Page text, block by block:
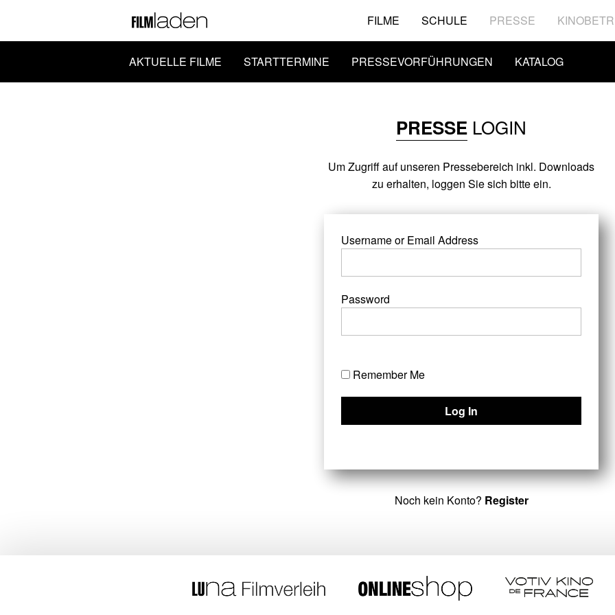
FILME SCHULE PRESSE
AKTUELLE FILME STARTTERMINE PRESSEVORFÜHRUNGEN KATALOG
PRESSE LOGIN
Um Zugriff auf unseren Pressebereich inkl. Downloads
zu erhalten, loggen Sie sich bitte ein.
Username or Email Address
Password
Remember Me
Noch kein Konto? Register